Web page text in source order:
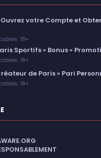
Ouvrez votre Compte et
18+
Sportifs » Bonus »
18+
de Paris » Pari
18+